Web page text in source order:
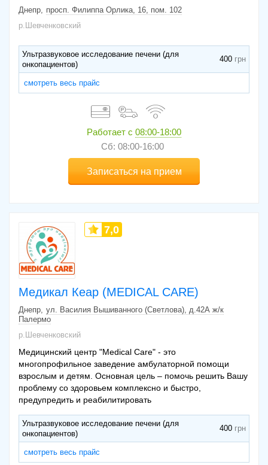
Днепр
просп. Филиппа Орлика, 16, пом. 102
р.Шевченковский
Ультразвуковое исследование печени (для
онкопациентов)
400
смотреть весь прайс
Работает с 08:00-18:00
Сб: 08:00-16:00
Записаться на прием
Медикал Кеар (MEDICAL CARE)
7,0
Днепр ул. Василия Вышиванного (Светлова), д.42А ж/к
Палермо
р.Шевченковский
Медицинский центр "Medical Care" - это
многопрофильное заведение амбулаторной помощи
взрослым и детям. Основная цель – помочь решить Вашу
проблему со здоровьем комплексно и быстро,
предупредить и реабилитировать
Ультразвуковое исследование печени (для
онкопациентов)
400
смотреть весь прайс